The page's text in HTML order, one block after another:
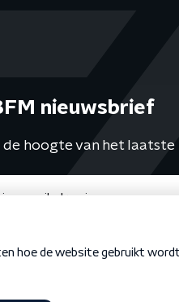
nieuwsbrief
hoogte van het laatste